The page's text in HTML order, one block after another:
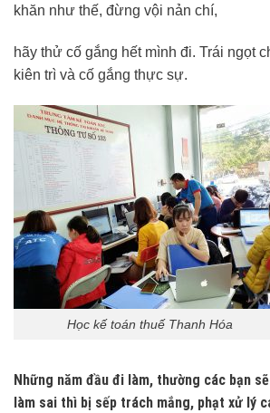
khăn như thế, đừng vội nản chí,
hãy thử cố gắng hết mình đi. Trái ngọt
kiên trì và cố gắng thực sự.
Học kế toán thuế Thanh Hóa
Những năm đầu đi làm, thường các bạn
làm sai thì bị sếp trách mắng, phạt xử lý